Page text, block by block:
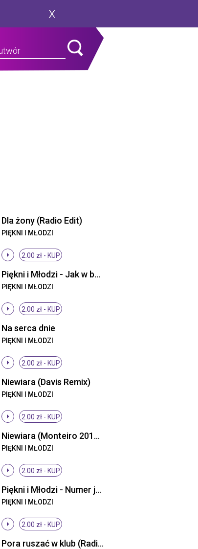
Dla żony (Radio Edit)
PIĘKNI I MŁODZI
2.00 zł - KUP
Piękni i Młodzi - Jak w bajce (ti amo) (Radio Edit)
PIĘKNI I MŁODZI
2.00 zł - KUP
Na serca dnie
PIĘKNI I MŁODZI
2.00 zł - KUP
Niewiara (Davis Remix)
PIĘKNI I MŁODZI
2.00 zł - KUP
Niewiara (Monteiro 2013 Remix)
PIĘKNI I MŁODZI
2.00 zł - KUP
Piękni i Młodzi - Numer jeden (Original Mix)
PIĘKNI I MŁODZI
2.00 zł - KUP
Pora ruszać w klub (Radio Edit)